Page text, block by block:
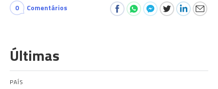
0 Comentários
Últimas
PAÍS